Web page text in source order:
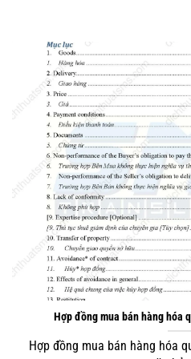
thanh toán
Giá cả là một trong những
tronghợp đồng mua bán hàng
định rõ giá đơn vị, tổng giá trị,
giá trong trường hợp có thay
dài hạn hoặc hàng hóa có giá
khoản điều chỉnh giá theo chỉ
thỏa thuận riêng.
HỢP ĐỒNG HÀNG
Hợp đồng mua bán hàng hóa
Hợp đồng mua bán hàng hóa